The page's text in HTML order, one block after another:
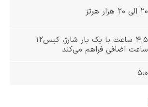
20 الی 20 هزار هرتز
4.5 ساعت با یک بار شارژ، کیس12
ساعت اضافی فراهم می‌کند
5.0